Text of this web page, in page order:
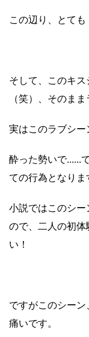
この辺り、とても
そして、このキ
（笑）、そのま
実はこのラブシー
酔った勢いで......
ての行為となりま
小説ではこのシ
ので、二人の初
い！
ですがこのシー
痛いです。